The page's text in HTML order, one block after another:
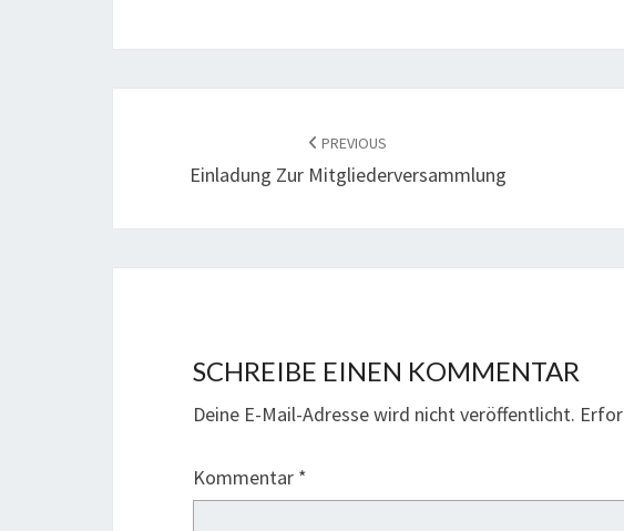
NAVIGATION PREVIOUS
Einladung Zur Mitgliederversammlung
SCHREIBE EINEN KOMMENTAR
Deine E-Mail-Adresse wird nicht veröffentlicht.
Kommentar *